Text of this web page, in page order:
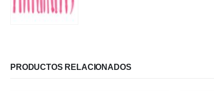
PRODUCTOS RELACIONADOS